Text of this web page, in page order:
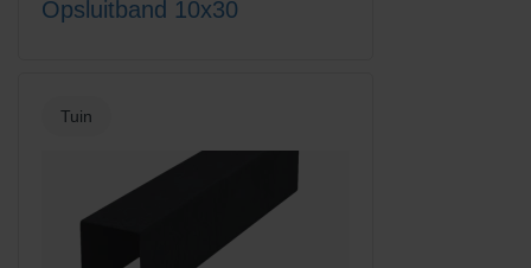
Opsluitband 10x30
Tuin